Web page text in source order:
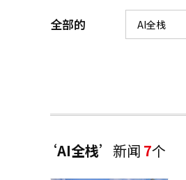
全部的
‘AI全栈’ 新闻 7个